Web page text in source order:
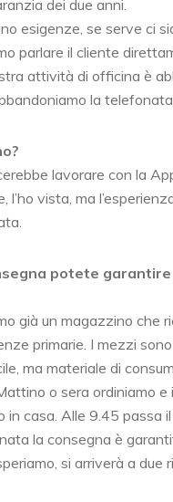
dei due anni.
esigenze, se serve ci
parlare il cliente
attività di officina è
la
lavorare con la
l’ho vista, ma
potete
già un magazzino che
primarie. I mezzi
ma materiale di
o sera ordiniamo e
in casa. Alle 9.45 passa
la consegna è
si arriverà a due